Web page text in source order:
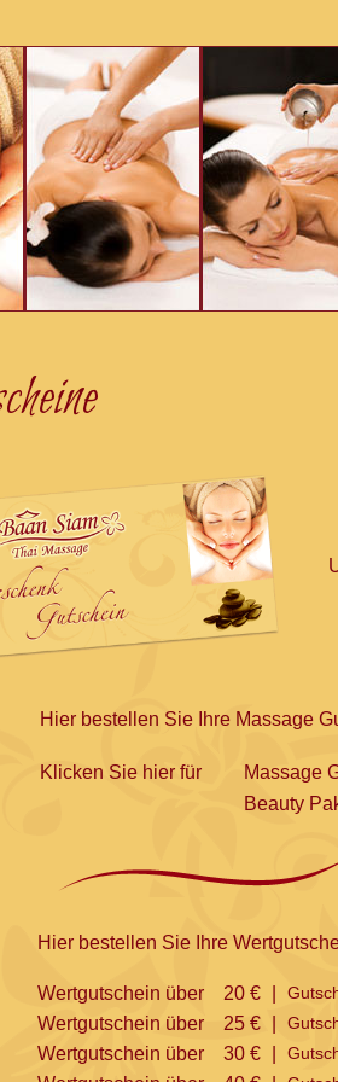
Hier bestellen Sie Ihre Massage
Klicken Sie hier für
Massage
Beauty
Hier bestellen Sie Ihre
Wertgutschein über 20 €
Wertgutschein über 25 €
Wertgutschein über 30 €